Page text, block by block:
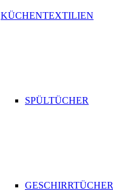
KÜCHENTEXTILIEN
SPÜLTÜCHER
GESCHIRRTÜCHER